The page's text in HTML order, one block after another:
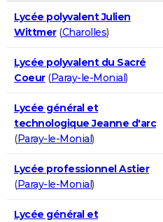
Lycée polyvalent Julien
Wittmer(Charolles)
Lycée polyvalent du Sacré
Coeur(Paray-le-Monial)
Lycée général et
technologique Jeanne d'arc
(Paray-le-Monial)
Lycée professionnel Astier
(Paray-le-Monial)
Lycée général et